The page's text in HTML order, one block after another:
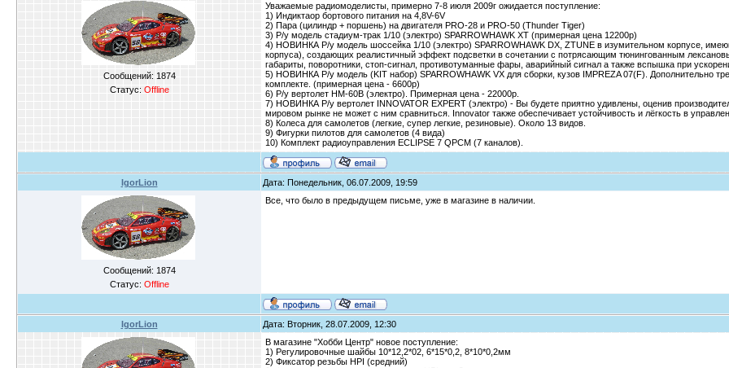
Сообщений: 1874
Статус: Offline
Уважаемые радиомоделисты, примерно 7-8 июля 2009г ожидается поступление:
1) Индиктаор бортового питания на 4,8V-6V
2) Пара (цилиндр + поршень) на двигателя PRO-28 и PRO-50 (Thunder Tiger)
3) Р/у модель стадиум-трак 1/10 (электро) SPARROWHAWK XT (примерная цена 12200р)
4) НОВИНКА Р/у модель шоссейка 1/10 (электро) SPARROWHAWK DX, ZTUNE в изумительном корпусе,
корпуса), создающих реалистичный эффект подсветки в сочетании с потрясающим тюнингованным
габариты, поворотники, стоп-сигнал, противотуманные фары, аварийный сигнал а также вспышка при
5) НОВИНКА Р/у модель (KIT набор) SPARROWHAWK VX для сборки, кузов IMPREZA 07(F). Дополнительно
комплекте. (примерная цена - 6600р)
6) Р/у вертолет HM-60B (электро). Примерная цена - 22000р.
7) НОВИНКА Р/у вертолет INNOVATOR EXPERT (электро) - Вы будете приятно удивлены, оценив
мировом рынке не может с ним сравниться. Innovator также обеспечивает устойчивость и лёгкость в
8) Колеса для самолетов (легкие, супер легкие, резиновые). Около 13 видов.
9) Фигурки пилотов для самолетов (4 вида)
10) Комплект радиоуправления ECLIPSE 7 QPCM (7 каналов).
IgorLion Дата: Понедельник, 06.07.2009, 19:59
Сообщений: 1874
Статус: Offline
Все, что было в предыдущем письме, уже в магазине в наличии.
IgorLion Дата: Вторник, 28.07.2009, 12:30
В магазине "Хобби Центр" новое поступление:
1) Регулировочные шайбы 10*12,2*02, 6*15*0,2, 8*10*0,2мм
2) Фиксатор резьбы HPI (средний)